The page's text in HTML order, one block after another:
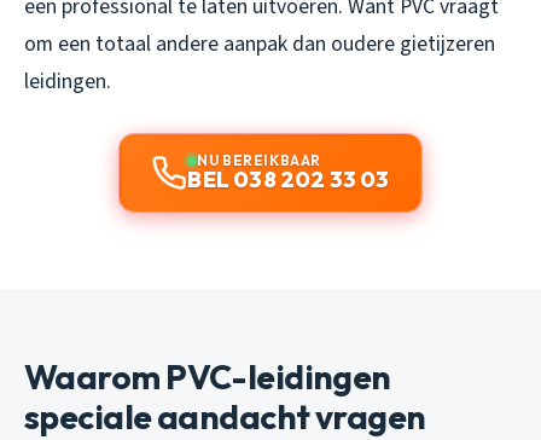
een professional te laten uitvoeren. Want PVC vraagt
om een totaal andere aanpak dan oudere gietijzeren
leidingen.
NU BEREIKBAAR
BEL 038 202 33 03
Waarom PVC-leidingen
speciale aandacht vragen